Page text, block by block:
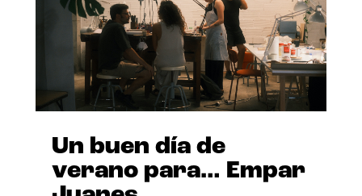
Un buen día de
verano para… Empar